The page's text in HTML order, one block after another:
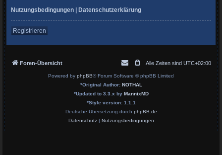
Nutzungsbedingungen | Datenschutzerklärung
Registrieren
Foren-Übersicht Alle Zeiten sind UTC+02:00
Powered by phpBB® Forum Software © phpBB Limited
*Original Author: NOTHAL
*Updated to 3.3.x by MannixMD
*Style version: 1.1.1
Deutsche Übersetzung durch phpBB.de
Datenschutz| Nutzungsbedingungen